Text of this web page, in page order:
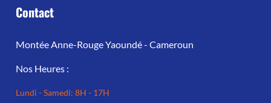
Contact
Montée Anne-Rouge Yaoundé - Cameroun
Nos Heures :
Lundi - Samedi: 8H - 17H